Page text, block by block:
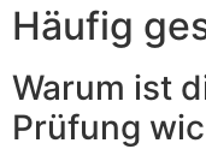
Häufig
Warum ist
Prüfung